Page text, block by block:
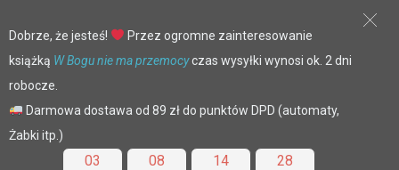
03 08 14 28
Dobrze, że jesteś!
Przez ogromne zainteresowanie
książką W Bogu nie ma przemocyczas wysyłki wynosi ok. 2 dni
robocze.
Darmowa dostawa od 89 zł do punktów DPD (automaty,
Żabki itp.)